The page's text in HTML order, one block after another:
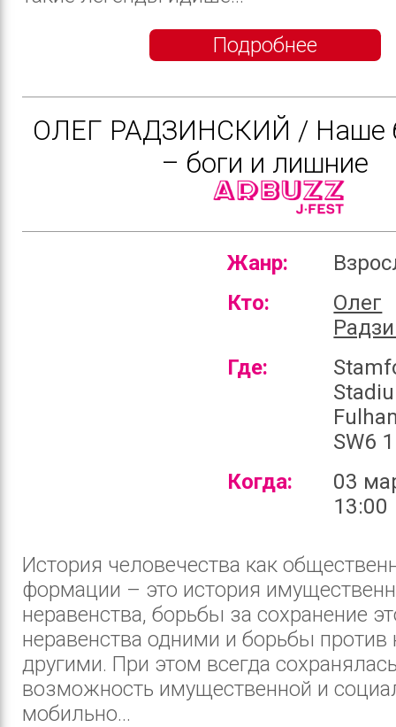
Подробнее
ОЛЕГ РАДЗИНСКИЙ / Наше
– боги и лишние
Жанр:
Кто:
Олег
Где:
SW6
Когда:
03
13:00
История человечества как
формации – это история
неравенства, борьбы за сохранение
неравенства одними и борьбы против
другими. При этом всегда
возможность имущественной и
мобильно...